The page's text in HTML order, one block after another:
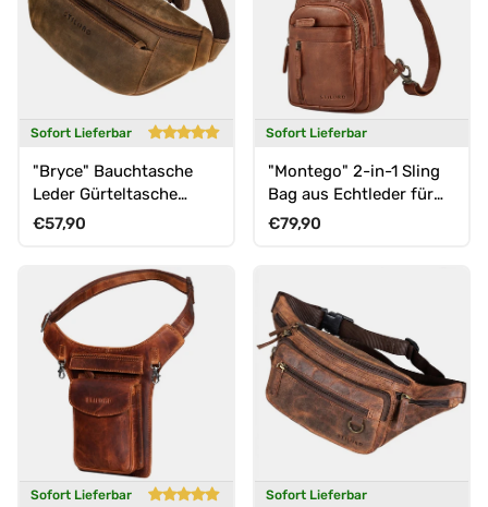
Sofort Lieferbar
"Bryce" Bauchtasche
Leder Gürteltasche
Vintage
Normaler Preis
€57,90
Sofort Lieferbar
"Montego" 2-in-1 Sling
Bag aus Echtleder für
Herren
Normaler Preis
€79,90
Sofort Lieferbar Sofort Lieferbar